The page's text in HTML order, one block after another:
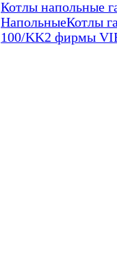
Котлы напольные
НапольныеКотлы
100/KK2 фирмы